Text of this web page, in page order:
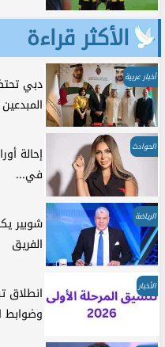
الأكثر قراءة
أخبار عربية
دبي
الحوادث
في...
الرياضة
شوبير
الفريق
الأخبار
انطلاق
وضوابط